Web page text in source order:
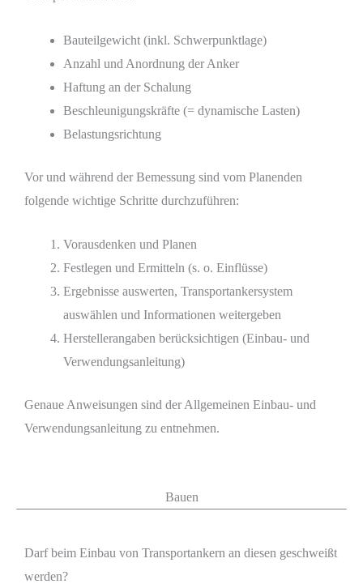
Bauteilgewicht (inkl. Schwerpunktlage)
Anzahl und Anordnung der Anker
Haftung an der Schalung
Beschleunigungskräfte (= dynamische Lasten)
Belastungsrichtung
Vor und während der Bemessung sind vom Planenden
folgende wichtige Schritte durchzuführen:
Vorausdenken und Planen
Festlegen und Ermitteln (s. o. Einflüsse)
Ergebnisse auswerten, Transportankersystem
auswählen und Informationen weitergeben
Herstellerangaben berücksichtigen (Einbau- und
Verwendungsanleitung)
Genaue Anweisungen sind der Allgemeinen Einbau- und
Verwendungsanleitung zu entnehmen.
Bauen
Darf beim Einbau von Transportankern an diesen geschweißt
werden?